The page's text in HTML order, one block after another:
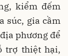
kiểm đếm
súc, gia cầm
phương để
trợ thiệt hại,